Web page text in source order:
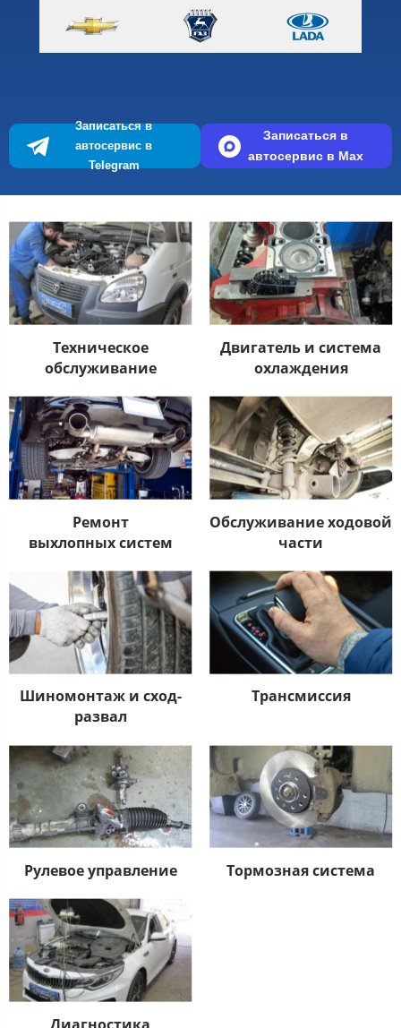
Записаться в
автосервис в
Telegram
Записаться в
автосервис в Max
Техническое
обслуживание
Двигатель и система
охлаждения​
Ремонт
выхлопных систем​
Обслуживание ходовой
части​
Шиномонтаж и сход-
развал​
Трансмиссия​
Рулевое управление​ Тормозная система​